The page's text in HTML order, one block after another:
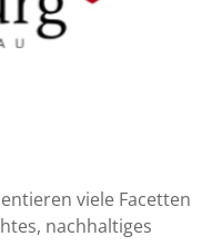
viele Facetten
nachhaltiges